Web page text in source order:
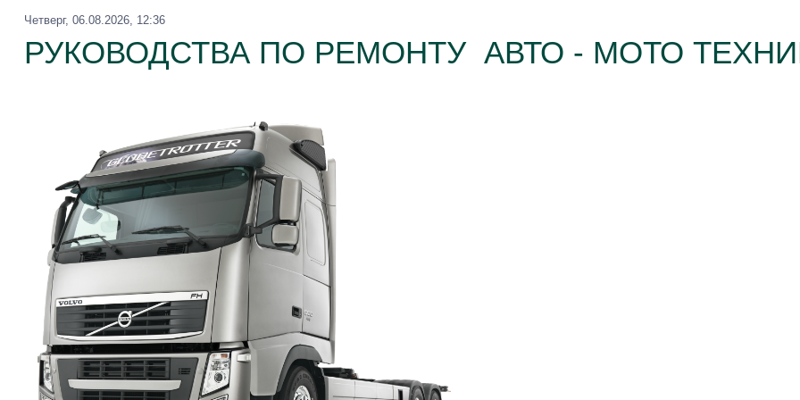
Четверг, 06.08.2026, 12:36
РУКОВОДСТВА ПО РЕМОНТУ АВТО - МОТО